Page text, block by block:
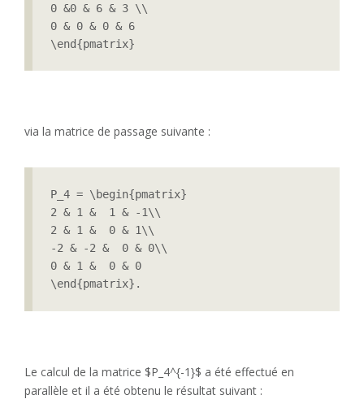
0 &0 & 6 & 3 \\
0 & 0 & 0 & 6
\end{pmatrix}
via la matrice de passage suivante :
P_4 = \begin{pmatrix}
2 & 1 &  1 & -1\\
2 & 1 &  0 & 1\\
-2 & -2 &  0 & 0\\
0 & 1 &  0 & 0
\end{pmatrix}.
Le calcul de la matrice $P_4^{-1}$ a été effectué en
parallèle et il a été obtenu le résultat suivant :